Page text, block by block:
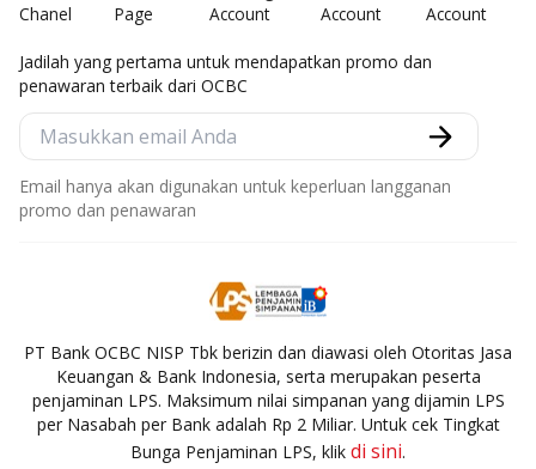
Jadilah yang pertama untuk mendapatkan promo dan
penawaran terbaik dari OCBC
Email hanya akan digunakan untuk keperluan langganan
promo dan penawaran
PT Bank OCBC NISP Tbk berizin dan diawasi oleh Otoritas Jasa
Keuangan & Bank Indonesia, serta merupakan peserta
penjaminan LPS. Maksimum nilai simpanan yang dijamin LPS
per Nasabah per Bank adalah Rp 2 Miliar. Untuk cek Tingkat
Bunga Penjaminan LPS, klik di sini.